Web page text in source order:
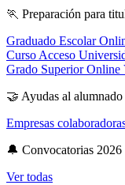
🏃 Preparación para
Graduado Escolar
Curso Acceso
Grado Superior Online
🤝 Ayudas al alumnado
Empresas
🔔 Convocatorias 2026
Ver todas